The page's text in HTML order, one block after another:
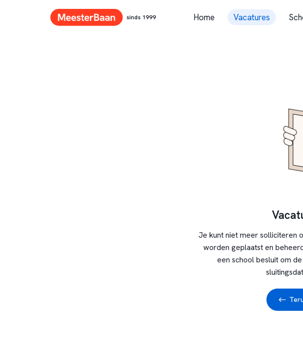
sinds 1999 Home Vacatures
Je kunt niet meer solliciteren
worden geplaatst en
een school besluit om